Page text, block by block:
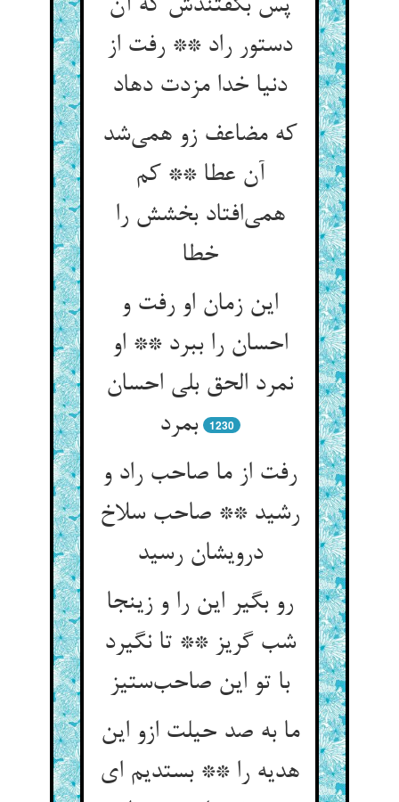
پس بگفتندش که آن
دستور راد ** رفت از
دنیا خدا مزدت دهاد
که مضاعف زو همی‌شد
آن عطا ** کم
همی‌افتاد بخشش را
خطا
این زمان او رفت و
احسان را ببرد ** او
نمرد الحق بلی احسان
بمرد
1230
رفت از ما صاحب راد و
رشید ** صاحب سلاخ
درویشان رسید
رو بگیر این را و زینجا
شب گریز ** تا نگیرد
با تو این صاحب‌ستیز
ما به صد حیلت ازو این
هدیه را ** بستدیم ای